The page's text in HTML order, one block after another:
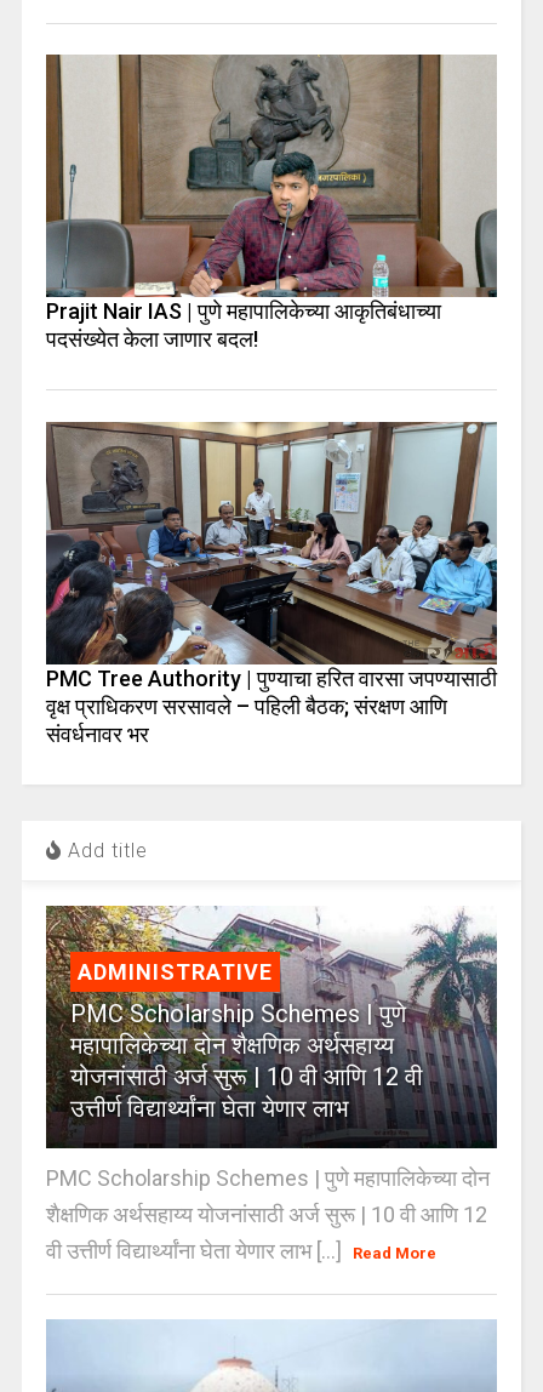
Prajit Nair IAS | पुणे महापालिकेच्या आकृतिबंधाच्या
पदसंख्येत केला जाणार बदल!
PMC Tree Authority | पुण्याचा हरित वारसा जपण्यासाठी
वृक्ष प्राधिकरण सरसावले – पहिली बैठक; संरक्षण आणि
संवर्धनावर भर
Add title
ADMINISTRATIVE
PMC Scholarship Schemes | पुणे
महापालिकेच्या दोन शैक्षणिक अर्थसहाय्य
योजनांसाठी अर्ज सुरू | 10 वी आणि 12 वी
उत्तीर्ण विद्यार्थ्यांना घेता येणार लाभ
PMC Scholarship Schemes | पुणे महापालिकेच्या दोन
शैक्षणिक अर्थसहाय्य योजनांसाठी अर्ज सुरू | 10 वी आणि 12
वी उत्तीर्ण विद्यार्थ्यांना घेता येणार लाभ [...]
Read More